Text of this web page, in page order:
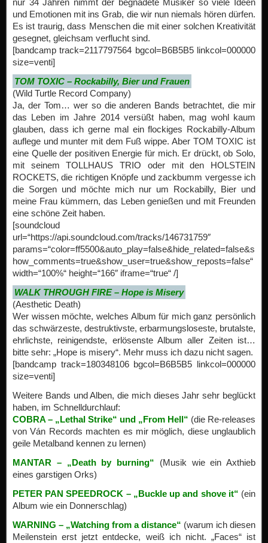
nur 34 Jahren nimmt der begnadete Musiker so viele Ideen
und Emotionen mit ins Grab, die wir nun niemals hören dürfen.
Es ist traurig, dass Menschen die mit einer solchen Kreativität
gesegnet, gleichsam verflucht sind.
[bandcamp track=2117797564 bgcol=B6B5B5 linkcol=000000
size=venti]
TOM TOXIC – Rockabilly, Bier und Frauen
(Wild Turtle Record Company)
Ja, der Tom… wer so die anderen Bands betrachtet, die mir
das Leben im Jahre 2014 versüßt haben, mag wohl kaum
glauben, dass ich gerne mal ein flockiges Rockabilly-Album
auflege und munter mit dem Fuß wippe. Aber TOM TOXIC ist
eine Quelle der positiven Energie für mich. Er drückt, ob Solo,
mit seinem TOLLHAUS TRIO oder mit den HOLSTEIN
ROCKETS, die richtigen Knöpfe und zackbumm vergesse ich
die Sorgen und möchte mich nur um Rockabilly, Bier und
meine Frau kümmern, das Leben genießen und mit Freunden
eine schöne Zeit haben.
[soundcloud
url=“https://api.soundcloud.com/tracks/146731759″
params=“color=ff5500&auto_play=false&hide_related=false&s
how_comments=true&show_user=true&show_reposts=false“
width=“100%“ height=“166″ iframe=“true“ /]
WALK THROUGH FIRE – Hope is Misery
(Aesthetic Death)
Wer wissen möchte, welches Album für mich ganz persönlich
das schwärzeste, destruktivste, erbarmungsloseste, brutalste,
ehrlichste, reinigendste, erlösenste Album aller Zeiten ist…
bitte sehr: „Hope is misery“. Mehr muss ich dazu nicht sagen.
[bandcamp track=180348106 bgcol=B6B5B5 linkcol=000000
size=venti]
Weitere Bands und Alben, die mich dieses Jahr sehr beglückt
haben, im Schnelldurchlauf:
COBRA – „Lethal Strike“ und „From Hell“ (die Re-releases
von Ván Records machten es mir möglich, diese unglaublich
geile Metalband kennen zu lernen)
MANTAR – „Death by burning“ (Musik wie ein Axthieb
eines garstigen Orks)
PETER PAN SPEEDROCK – „Buckle up and shove it“ (ein
Album wie ein Donnerschlag)
WARNING – „Watching from a distance“ (warum ich diesen
Meilenstein erst jetzt entdecke, weiß ich nicht. „Faces“ ist